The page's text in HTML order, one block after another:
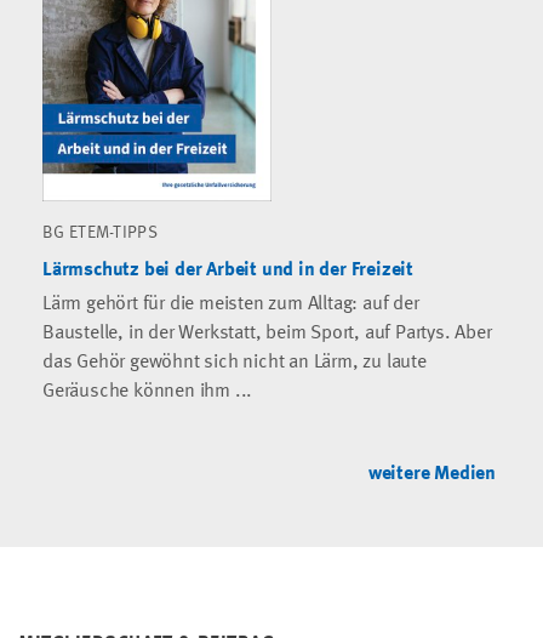
BG ETEM-TIPPS
Lärmschutz bei der Arbeit und in der Freizeit
Lärm gehört für die meisten zum Alltag: auf der
Baustelle, in der Werkstatt, beim Sport, auf Partys. Aber
das Gehör gewöhnt sich nicht an Lärm, zu laute
Geräusche können ihm ...
weitere Medien